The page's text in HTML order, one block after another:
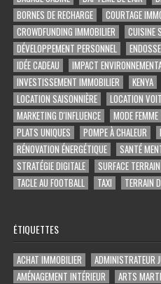
BORNES DE RECHARGE
COURTAGE
CROWDFUNDING IMMOBILIER
CUISINE
DÉVELOPPEMENT PERSONNEL
IDÉE CADEAU
IMPACT
INVESTISSEMENT IMMOBILIER
KENYA
LOCATION SAISONNIÈRE
LOCATION
MARKETING D'INFLUENCE
MODE FEMME
PLATS UNIQUES
POMPE À CHALEUR
RÉNOVATION ÉNERGÉTIQUE
SANTÉ
STRATÉGIE DIGITALE
SURFACE
TACLE AU FOOTBALL
TAXI TERRAIN
ÉTIQUETTES
ACHAT IMMOBILIER
ADMINISTRATEUR
AMÉNAGEMENT INTÉRIEUR
ARTS